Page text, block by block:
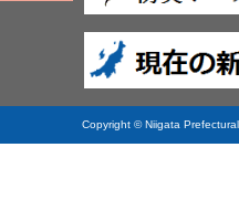
Copyright © Niigata